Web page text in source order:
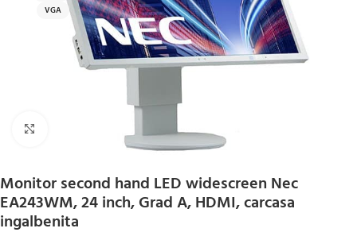
VGA
Monitor second hand LED widescreen Nec
EA243WM, 24 inch, Grad A, HDMI, carcasa
ingalbenita